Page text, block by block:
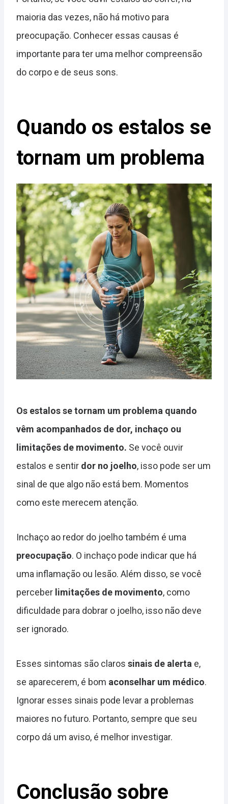
maioria das vezes, não há motivo para
preocupação. Conhecer essas causas é
importante para ter uma melhor compreensão
do corpo e de seus sons.
Quando os estalos se
tornam um problema
Os estalos se tornam um problema quando
vêm acompanhados de dor, inchaço ou
limitações de movimento. Se você ouvir
estalos e sentir dor no joelho, isso pode ser um
sinal de que algo não está bem. Momentos
como este merecem atenção.
Inchaço ao redor do joelho também é uma
preocupação. O inchaço pode indicar que há
uma inflamação ou lesão. Além disso, se você
perceber limitações de movimento, como
dificuldade para dobrar o joelho, isso não deve
ser ignorado.
Esses sintomas são claros sinais de alerta e,
se aparecerem, é bom aconselhar um médico.
Ignorar esses sinais pode levar a problemas
maiores no futuro. Portanto, sempre que seu
corpo dá um aviso, é melhor investigar.
Conclusão sobre